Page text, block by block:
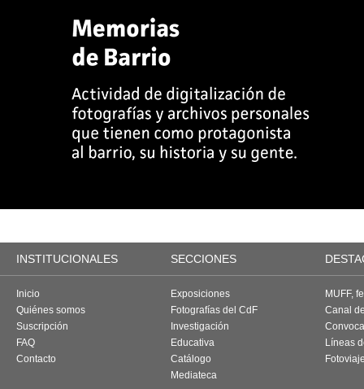
INSTITUCIONALES SECCIONES
Inicio
Quiénes somos
Suscripción
FAQ
Contacto
Exposiciones
Fotografías del CdF
Investigación
Educativa
Catálogo
Mediateca
MUFF,
Canal
Líneas